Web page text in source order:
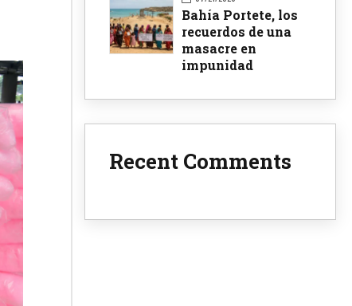
Bahía Portete, los
recuerdos de una
masacre en
impunidad
Recent Comments